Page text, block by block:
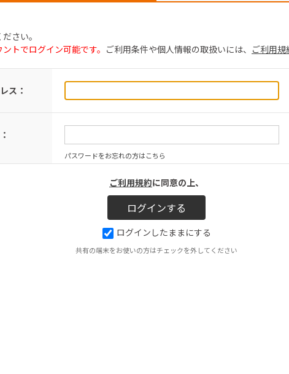
さい。
トでログイン可能です。 ご利用条件や個人情報の取扱いには、 ご利用規
ス：
パスワードをお忘れの方はこちら
ご利用規約に同意の上、
ログインしたままにする
共有の端末をお使いの方はチェックを外してください